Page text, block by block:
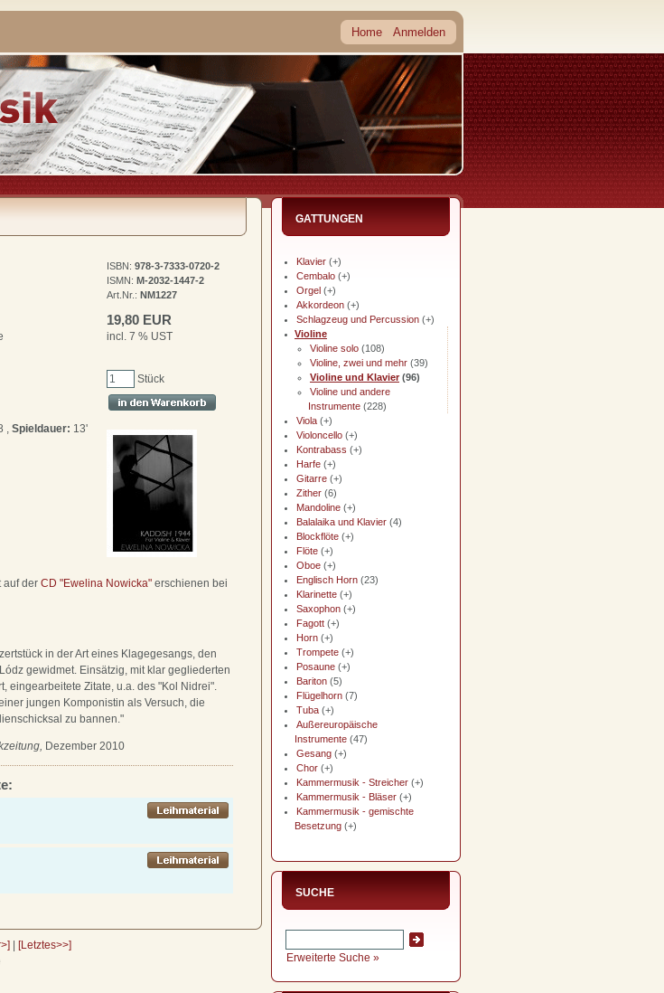
Home Anmelden
GATTUNGEN
Klavier (+)
Cembalo (+)
Orgel (+)
Akkordeon (+)
Schlagzeug und Percussion (+)
Violine
Violine solo (108)
Violine, zwei und mehr (39)
Violine und Klavier(96)
Violine und andere
Instrumente (228)
Viola (+)
Violoncello (+)
Kontrabass (+)
Harfe (+)
Gitarre (+)
Zither (6)
Mandoline (+)
Balalaika und Klavier (4)
Blockflöte (+)
Flöte (+)
Oboe (+)
Englisch Horn (23)
Klarinette (+)
Saxophon (+)
Fagott (+)
Horn (+)
Trompete (+)
Posaune (+)
Bariton (5)
Flügelhorn (7)
Tuba (+)
Außereuropäische
Instrumente (47)
Gesang (+)
Chor (+)
Kammermusik - Streicher (+)
Kammermusik - Bläser (+)
Kammermusik - gemischte
Besetzung (+)
SUCHE
Erweiterte Suche »
ISBN: 978-3-7333-0720-2
ISMN: M-2032-1447-2
Art.Nr.: NM1227
19,80 EUR
incl. 7 % UST
Stück
, Spieldauer: 13'
auf der CD "Ewelina Nowicka" erschienen bei
in der Art eines Klagegesangs, den
gewidmet. Einsätzig, mit klar gegliederten
eingearbeitete Zitate, u.a. des "Kol Nidrei".
jungen Komponistin als Versuch, die
zu bannen."
Dezember 2010
| [Letztes>>]